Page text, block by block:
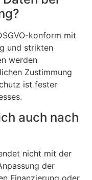
konform mit
und strikten
werden
Zustimmung
ist fester
auch nach
nicht mit der
der
Finanzierung oder